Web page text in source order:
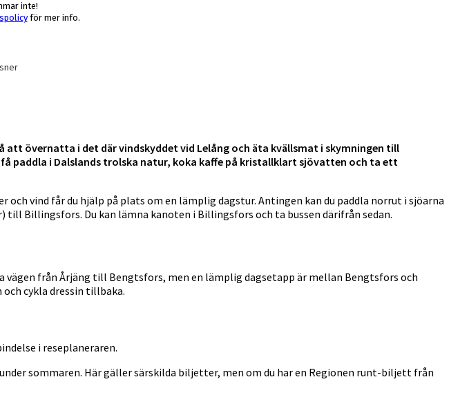
inte!
för mer info.
övernatta i det där vindskyddet vid Lelång och äta kvällsmat i skymningen till
paddla i Dalslands trolska natur, koka kaffe på kristallklart sjövatten och ta ett
vind får du hjälp på plats om en lämplig dagstur. Antingen kan du paddla norrut i sjöarna
Billingsfors. Du kan lämna kanoten i Billingsfors och ta bussen därifrån sedan.
från Årjäng till Bengtsfors, men en lämplig dagsetapp är mellan Bengtsfors och
och cykla dressin tillbaka.
i reseplaneraren.
sommaren. Här gäller särskilda biljetter, men om du har en Regionen runt-biljett från